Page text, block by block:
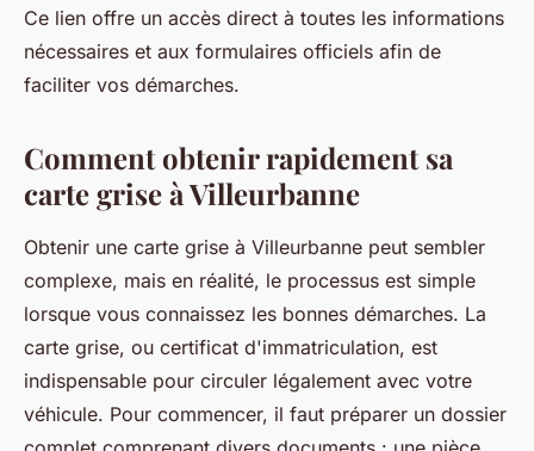
Ce lien offre un accès direct à toutes les informations
nécessaires et aux formulaires officiels afin de
faciliter vos démarches.
Comment obtenir rapidement sa
carte grise à Villeurbanne
Obtenir une carte grise à Villeurbanne peut sembler
complexe, mais en réalité, le processus est simple
lorsque vous connaissez les bonnes démarches. La
carte grise, ou certificat d'immatriculation, est
indispensable pour circuler légalement avec votre
véhicule. Pour commencer, il faut préparer un dossier